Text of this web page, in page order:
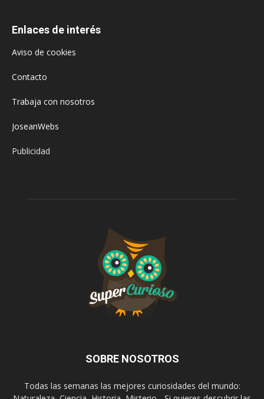
Enlaces de interés
Aviso de cookies
Contacto
Trabaja con nosotros
JoseanWebs
Publicidad
SOBRE NOSOTROS
Todas las semanas las mejores curiosidades del mundo: